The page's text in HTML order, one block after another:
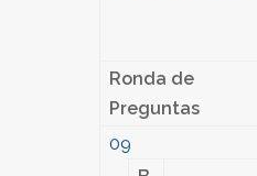
Ronda de
Preguntas
09